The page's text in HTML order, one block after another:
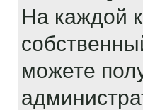
На каждой
можете